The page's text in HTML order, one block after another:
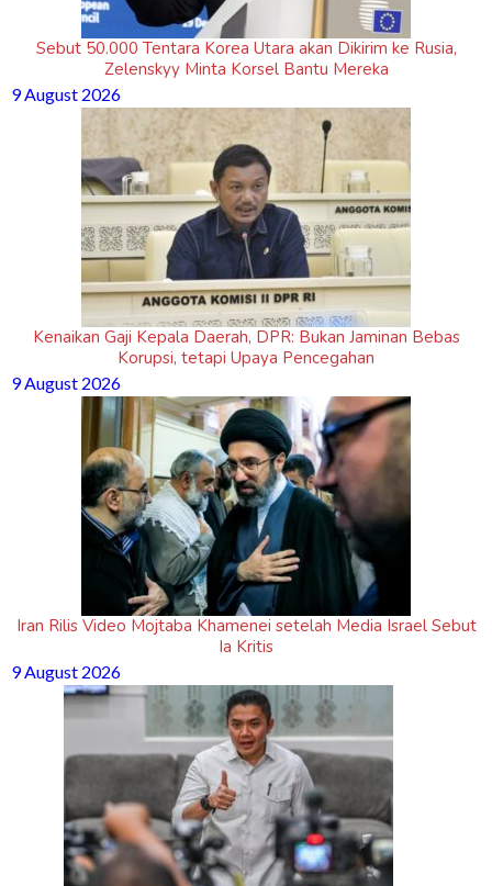
Sebut 50.000 Tentara Korea Utara akan Dikirim ke Rusia,
Zelenskyy Minta Korsel Bantu Mereka
9 August 2026
Kenaikan Gaji Kepala Daerah, DPR: Bukan Jaminan Bebas
Korupsi, tetapi Upaya Pencegahan
9 August 2026
Iran Rilis Video Mojtaba Khamenei setelah Media Israel Sebut
Ia Kritis
9 August 2026